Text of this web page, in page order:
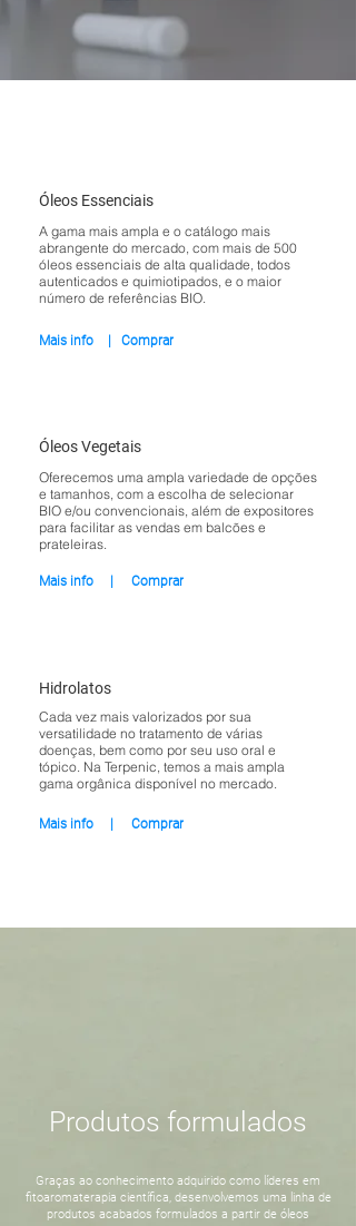
Óleos Essenciais
A gama mais ampla e o catálogo mais
abrangente do mercado, com mais de 500
óleos essenciais de alta qualidade, todos
autenticados e quimiotipados, e o maior
número de referências BIO.
Mais info | Comprar
Óleos Vegetais
Oferecemos uma ampla variedade de opções
e tamanhos, com a escolha de selecionar
BIO e/ou convencionais, além de expositores
para facilitar as vendas em balcões e
prateleiras.
Mais info Comprar
Hidrolatos
Cada vez mais valorizados por sua
versatilidade no tratamento de várias
doenças, bem como por seu uso oral e
tópico. Na Terpenic, temos a mais ampla
gama orgânica disponível no mercado.
Mais info Comprar
Produtos formulados
Graças ao conhecimento adquirido como líderes em
fitoaromaterapia científica, desenvolvemos uma linha de
produtos acabados formulados a partir de óleos